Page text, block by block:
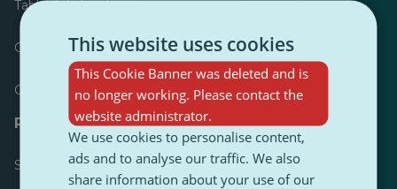
Tabloul de bord
Cele mai publicate
Cele mai urmărite
Resurse pentru jurnaliști
Seturi de instrumente
This website uses cookies
This Cookie Banner was deleted and is
no longer working. Please contact the
website administrator.
We use cookies to personalise content,
ads and to analyse our traffic. We also
share information about your use of our